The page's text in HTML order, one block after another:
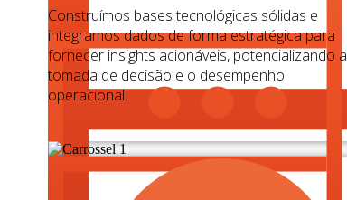
Construímos bases tecnológicas sólidas e
integramos dados de forma estratégica para
fornecer insights acionáveis, potencializando a
tomada de decisão e o desempenho
operacional.